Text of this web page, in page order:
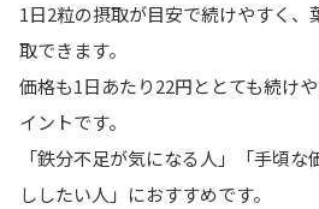
1日2粒の摂取が目安で続けやすく
取できます。
価格も1日あたり22円ととても続け
イントです。
「鉄分不足が気になる人」「手頃
ししたい人」 におすすめです。